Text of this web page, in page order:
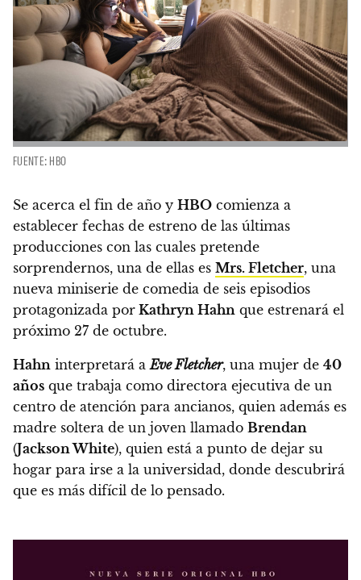
FUENTE: HBO
Se acerca el fin de año y HBO comienza a
establecer fechas de estreno de las últimas
producciones con las cuales pretende
sorprendernos, una de ellas es Mrs. Fletcher, una
nueva miniserie de comedia de seis episodios
protagonizada por Kathryn Hahn que estrenará el
próximo 27 de octubre.
Hahn interpretará aEve Fletcher, una mujer de 40
años que trabaja como directora ejecutiva de un
centro de atención para ancianos, quien además es
madre soltera de un joven llamado Brendan
(Jackson White), quien está a punto de dejar su
hogar para irse a la universidad, donde descubrirá
que es más difícil de lo pensado.